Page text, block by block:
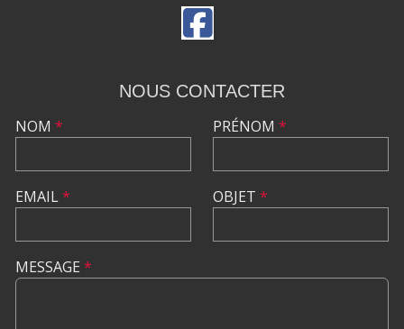
NOUS CONTACTER
NOM *
EMAIL*
PRÉNOM *
OBJET *
MESSAGE *